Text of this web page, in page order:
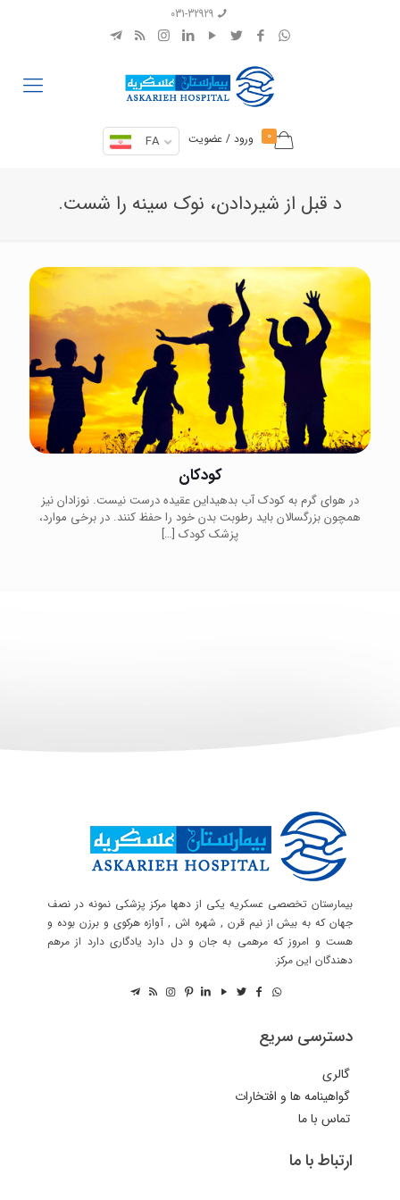
031-32929
0 ورود / عضویت FA
د قبل از شیردادن، نوک سینه را شست.
کودکان
در هوای گرم به کودک آب بدهیداین عقیده درست نیست. نوزادان نیز
همچون بزرگسالان باید رطوبت بدن خود را حفظ کنند. در برخی موارد،
پزشک کودک […]
بیمارستان تخصصی عسکریه یکی از دهها مرکز پزشکی نمونه در نصف
جهان که به بیش از نیم قرن , شهره اش , آوازه هرکوی و برزن بوده و
هست و امروز که مرهمی به جان و دل دارد یادگاری دارد از مرهم
دهندگان این مرکز.
دسترسی سریع
گالری
گواهینامه ها و افتخارات
تماس با ما
ارتباط با ما